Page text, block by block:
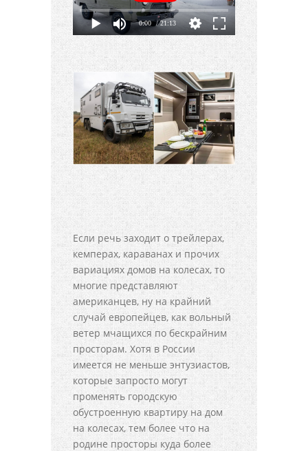
0:00 / 21:13
Если речь заходит о трейлерах,
кемперах, караванах и прочих
вариациях домов на колесах, то
многие представляют
американцев, ну на крайний
случай европейцев, как вольный
ветер мчащихся по бескрайним
просторам. Хотя в России
имеется не меньше энтузиастов,
которые запросто могут
променять городскую
обустроенную квартиру на дом
на колесах, тем более что на
родине просторы куда более